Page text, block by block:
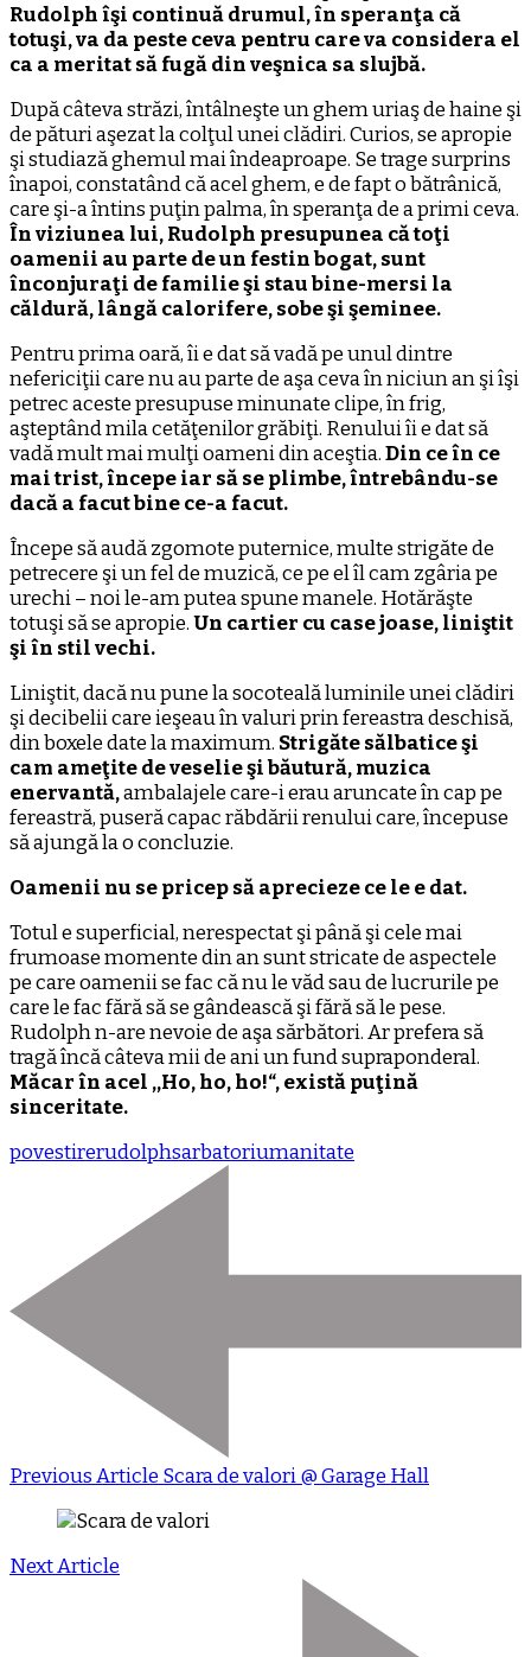
Rudolph îşi continuă drumul, în speranţa că
totuşi, va da peste ceva pentru care va considera el
ca a meritat să fugă din veşnica sa slujbă.
După câteva străzi, întâlneşte un ghem uriaş de haine şi
de pături aşezat la colţul unei clădiri. Curios, se apropie
şi studiază ghemul mai îndeaproape. Se trage surprins
înapoi, constatând că acel ghem, e de fapt o bătrânică,
care şi-a întins puţin palma, în speranţa de a primi ceva.
În viziunea lui, Rudolph presupunea că toţi
oamenii au parte de un festin bogat, sunt
înconjuraţi de familie şi stau bine-mersi la
căldură, lângă calorifere, sobe şi şeminee.
Pentru prima oară, îi e dat să vadă pe unul dintre
nefericiţii care nu au parte de aşa ceva în niciun an şi îşi
petrec aceste presupuse minunate clipe, în frig,
aşteptând mila cetăţenilor grăbiţi. Renului îi e dat să
vadă mult mai mulţi oameni din aceştia.Din ce în ce
mai trist, începe iar să se plimbe, întrebându-se
dacă a facut bine ce-a facut.
Începe să audă zgomote puternice, multe strigăte de
petrecere şi un fel de muzică, ce pe el îl cam zgâria pe
urechi – noi le-am putea spune manele. Hotărăşte
totuşi să se apropie.Un cartier cu case joase, liniştit
şi în stil vechi.
Liniştit, dacă nu pune la socoteală luminile unei clădiri
şi decibelii care ieşeau în valuri prin fereastra deschisă,
din boxele date la maximum. Strigăte sălbatice şi
cam ameţite de veselie şi băutură, muzica
enervantă,ambalajele care-i erau aruncate în cap pe
fereastră, puseră capac răbdării renului care, începuse
să ajungă la o concluzie.
Oamenii nu se pricep să aprecieze ce le e dat.
Totul e superficial, nerespectat şi până şi cele mai
frumoase momente din an sunt stricate de aspectele
pe care oamenii se fac că nu le văd sau de lucrurile pe
care le fac fără să se gândească şi fără să le pese.
Rudolph n-are nevoie de aşa sărbători. Ar prefera să
tragă încă câteva mii de ani un fund supraponderal.
Măcar în acel ,,Ho, ho, ho!“, există puţină
sinceritate.
povestirerudolphsarbatoriumanitate
Previous Article Scara de valori @ Garage Hall
Next Article